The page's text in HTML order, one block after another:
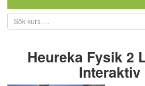
Heureka Fysik 2
Interaktiv